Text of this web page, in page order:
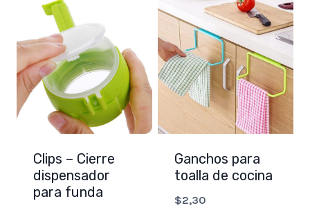
Clips – Cierre
dispensador
para funda
Ganchos para
toalla de cocina
$2,30